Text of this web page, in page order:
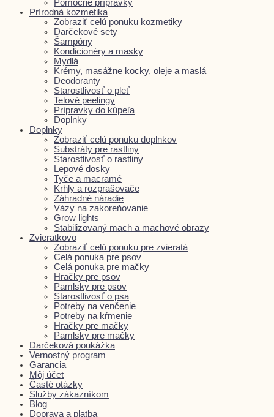
Pomocné prípravky
Prírodná kozmetika
Zobraziť celú ponuku kozmetiky
Darčekové sety
Šampóny
Kondicionéry a masky
Mydlá
Krémy, masážne kocky, oleje a maslá
Deodoranty
Starostlivosť o pleť
Telové peelingy
Prípravky do kúpeľa
Doplnky
Doplnky
Zobraziť celú ponuku doplnkov
Substráty pre rastliny
Starostlivosť o rastliny
Lepové dosky
Tyče a macramé
Krhly a rozprašovače
Záhradné náradie
Vázy na zakoreňovanie
Grow lights
Stabilizovaný mach a machové obrazy
Zvieratkovo
Zobraziť celú ponuku pre zvieratá
Celá ponuka pre psov
Celá ponuka pre mačky
Hračky pre psov
Pamlsky pre psov
Starostlivosť o psa
Potreby na venčenie
Potreby na kŕmenie
Hračky pre mačky
Pamlsky pre mačky
Darčeková poukážka
Vernostný program
Garancia
Môj účet
Časté otázky
Služby zákazníkom
Blog
Doprava a platba